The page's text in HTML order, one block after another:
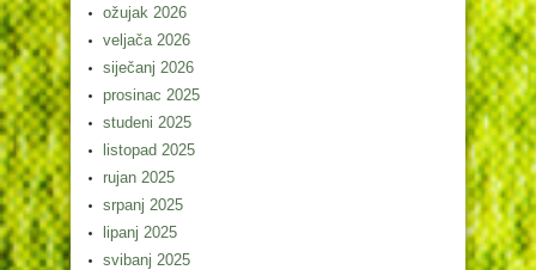
ožujak 2026
veljača 2026
siječanj 2026
prosinac 2025
studeni 2025
listopad 2025
rujan 2025
srpanj 2025
lipanj 2025
svibanj 2025